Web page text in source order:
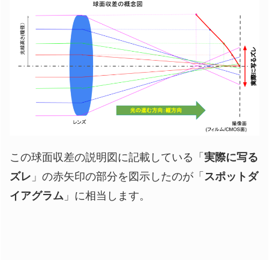
この球面収差の説明図に記載している「実際に写る
ズレ 」の赤矢印の部分を図示したのが「スポットダ
イアグラム 」に相当します。